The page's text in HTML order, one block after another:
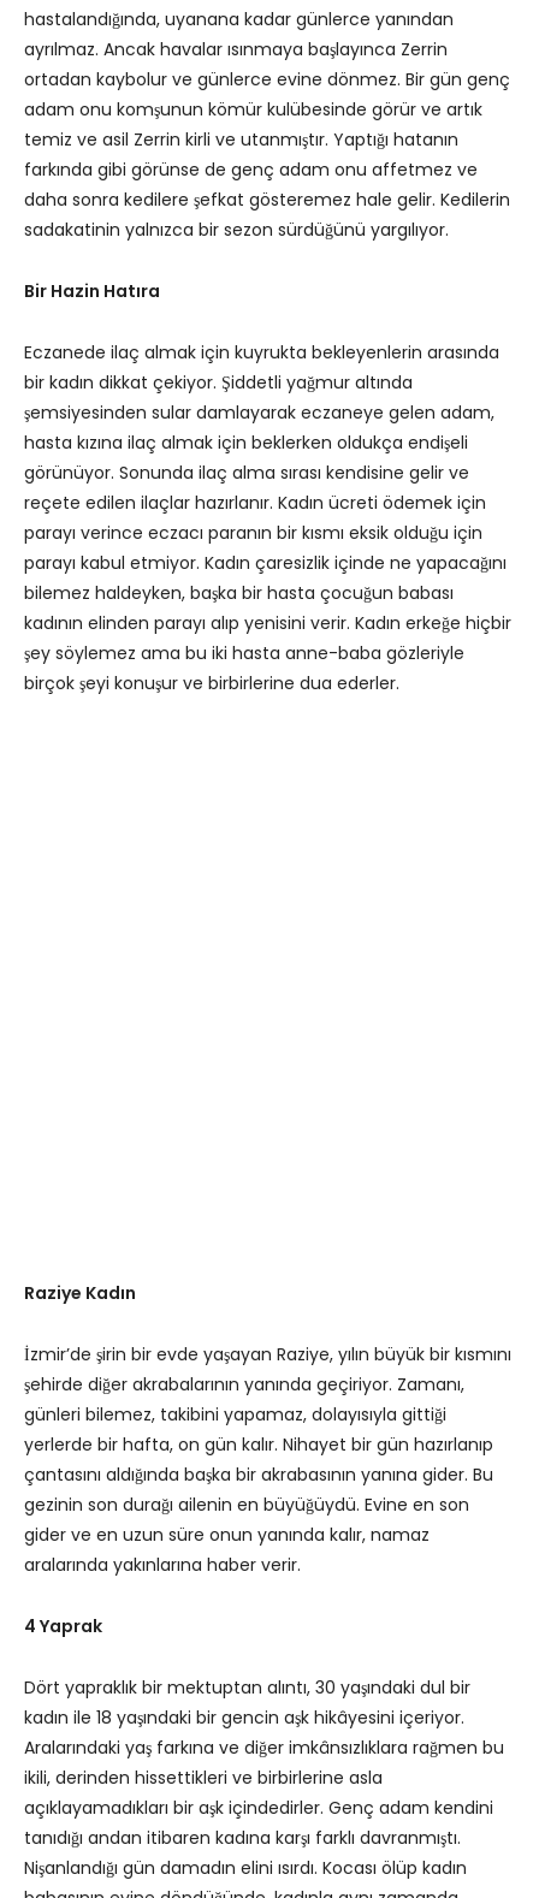
hastalandığında, uyanana kadar günlerce yanından
ayrılmaz. Ancak havalar ısınmaya başlayınca Zerrin
ortadan kaybolur ve günlerce evine dönmez. Bir gün genç
adam onu ​​komşunun kömür kulübesinde görür ve artık
temiz ve asil Zerrin kirli ve utanmıştır. Yaptığı hatanın
farkında gibi görünse de genç adam onu ​​affetmez ve
daha sonra kedilere şefkat gösteremez hale gelir. Kedilerin
sadakatinin yalnızca bir sezon sürdüğünü yargılıyor.
Bir Hazin Hatıra
Eczanede ilaç almak için kuyrukta bekleyenlerin arasında
bir kadın dikkat çekiyor. Şiddetli yağmur altında
şemsiyesinden sular damlayarak eczaneye gelen adam,
hasta kızına ilaç almak için beklerken oldukça endişeli
görünüyor. Sonunda ilaç alma sırası kendisine gelir ve
reçete edilen ilaçlar hazırlanır. Kadın ücreti ödemek için
parayı verince eczacı paranın bir kısmı eksik olduğu için
parayı kabul etmiyor. Kadın çaresizlik içinde ne yapacağını
bilemez haldeyken, başka bir hasta çocuğun babası
kadının elinden parayı alıp yenisini verir. Kadın erkeğe hiçbir
şey söylemez ama bu iki hasta anne-baba gözleriyle
birçok şeyi konuşur ve birbirlerine dua ederler.
Raziye Kadın
İzmir’de şirin bir evde yaşayan Raziye, yılın büyük bir kısmını
şehirde diğer akrabalarının yanında geçiriyor. Zamanı,
günleri bilemez, takibini yapamaz, dolayısıyla gittiği
yerlerde bir hafta, on gün kalır. Nihayet bir gün hazırlanıp
çantasını aldığında başka bir akrabasının yanına gider. Bu
gezinin son durağı ailenin en büyüğüydü. Evine en son
gider ve en uzun süre onun yanında kalır, namaz
aralarında yakınlarına haber verir.
4 Yaprak
Dört yapraklık bir mektuptan alıntı, 30 yaşındaki dul bir
kadın ile 18 yaşındaki bir gencin aşk hikâyesini içeriyor.
Aralarındaki yaş farkına ve diğer imkânsızlıklara rağmen bu
ikili, derinden hissettikleri ve birbirlerine asla
açıklayamadıkları bir aşk içindedirler. Genç adam kendini
tanıdığı andan itibaren kadına karşı farklı davranmıştı.
Nişanlandığı gün damadın elini ısırdı. Kocası ölüp kadın